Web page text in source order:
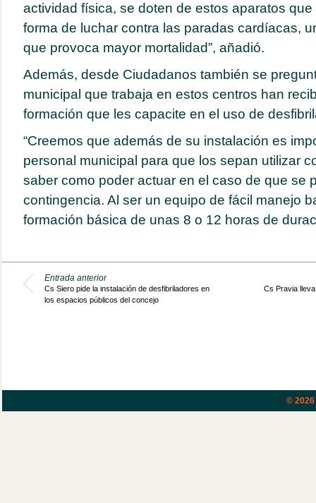
actividad física, se doten de estos aparatos
forma de luchar contra las paradas cardíacas,
que provoca mayor mortalidad”, añadió.
Además, desde Ciudadanos también se
municipal que trabaja en estos centros han
formación que les capacite en el uso de
“Creemos que además de su instalación es
personal municipal para que los sepan utilizar
saber como poder actuar en el caso de que se
contingencia. Al ser un equipo de fácil manejo
formación básica de unas 8 o 12 horas de
Entrada anterior
Cs Siero pide la instalación de desfibriladores en
los espacios públicos del concejo
Cs Pravia
© 2026